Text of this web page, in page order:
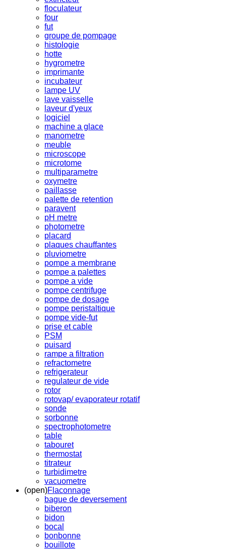
floculateur
four
fut
groupe de pompage
histologie
hotte
hygrometre
imprimante
incubateur
lampe UV
lave vaisselle
laveur d'yeux
logiciel
machine a glace
manometre
meuble
microscope
microtome
multiparametre
oxymetre
paillasse
palette de retention
paravent
pH metre
photometre
placard
plaques chauffantes
pluviometre
pompe a membrane
pompe a palettes
pompe a vide
pompe centrifuge
pompe de dosage
pompe peristaltique
pompe vide-fut
prise et cable
PSM
puisard
rampe a filtration
refractometre
refrigerateur
regulateur de vide
rotor
rotovap/ evaporateur rotatif
sonde
sorbonne
spectrophotometre
table
tabouret
thermostat
titrateur
turbidimetre
vacuometre
(open)Flaconnage
bague de deversement
biberon
bidon
bocal
bonbonne
bouillote